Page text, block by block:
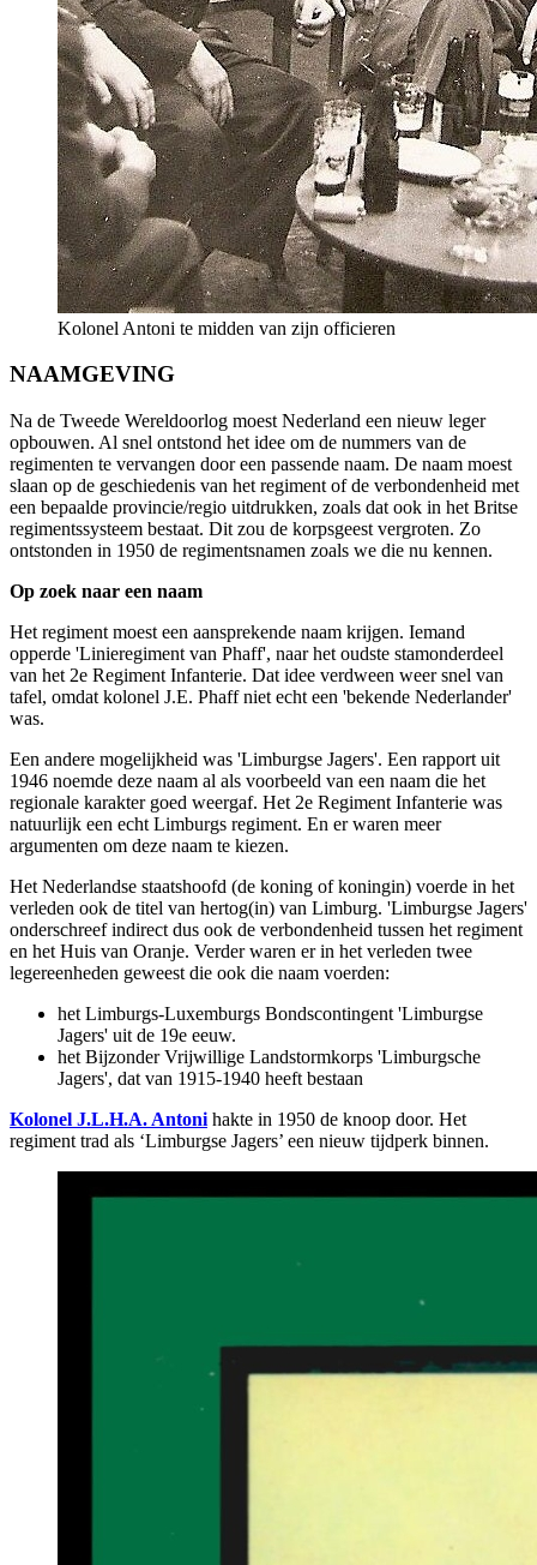
Kolonel Antoni te midden van zijn officieren
NAAMGEVING
Na de Tweede Wereldoorlog moest Nederland een nieuw leger
opbouwen. Al snel ontstond het idee om de nummers van de
regimenten te vervangen door een passende naam. De naam moest
slaan op de geschiedenis van het regiment of de verbondenheid met
een bepaalde provincie/regio uitdrukken, zoals dat ook in het Britse
regimentssysteem bestaat. Dit zou de korpsgeest vergroten. Zo
ontstonden in 1950 de regimentsnamen zoals we die nu kennen.
Op zoek naar een naam
Het regiment moest een aansprekende naam krijgen. Iemand
opperde 'Linieregiment van Phaff', naar het oudste stamonderdeel
van het 2e Regiment Infanterie. Dat idee verdween weer snel van
tafel, omdat kolonel J.E. Phaff niet echt een 'bekende Nederlander'
was.
Een andere mogelijkheid was 'Limburgse Jagers'. Een rapport uit
1946 noemde deze naam al als voorbeeld van een naam die het
regionale karakter goed weergaf. Het 2e Regiment Infanterie was
natuurlijk een echt Limburgs regiment. En er waren meer
argumenten om deze naam te kiezen.
Het Nederlandse staatshoofd (de koning of koningin) voerde in het
verleden ook de titel van hertog(in) van Limburg. 'Limburgse Jagers'
onderschreef indirect dus ook de verbondenheid tussen het regiment
en het Huis van Oranje. Verder waren er in het verleden twee
legereenheden geweest die ook die naam voerden:
het Limburgs-Luxemburgs Bondscontingent 'Limburgse
Jagers' uit de 19e eeuw.
het Bijzonder Vrijwillige Landstormkorps 'Limburgsche
Jagers', dat van 1915-1940 heeft bestaan
Kolonel J.L.H.A. Antoni hakte in 1950 de knoop door. Het
regiment trad als ‘Limburgse Jagers’ een nieuw tijdperk binnen.